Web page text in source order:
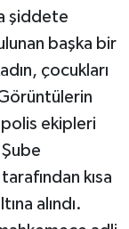
şiddete
başka bir
çocukları
polis ekipleri
kısa
alındı.